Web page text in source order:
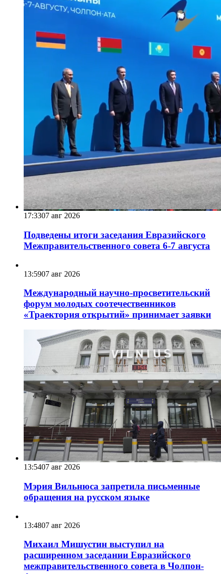
17:3307 авг 2026
Подведены итоги заседания Евразийского
Межправительственного совета 6-7 августа
13:5907 авг 2026
Международный научно-просветительский
форум молодых соотечественников
«Траектория открытий» принимает заявки
13:5407 авг 2026
Мэрия Вильнюса запретила письменные
обращения на русском языке
13:4807 авг 2026
Михаил Мишустин выступил на
расширенном заседании Евразийского
межправительственного совета в Чолпон-